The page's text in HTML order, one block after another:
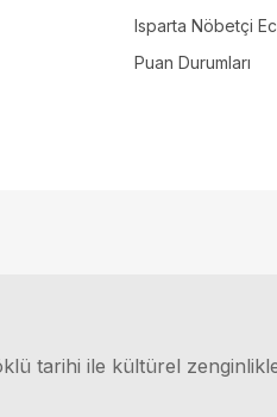
Isparta Nöbetçi
Puan Durumları
tarihi ile kültürel